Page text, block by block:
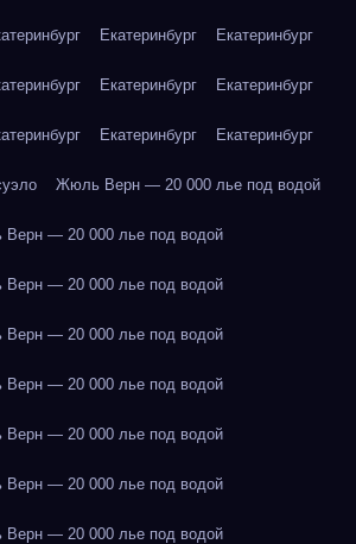
Екатеринбург Екатеринбург
Екатеринбург Екатеринбург
Екатеринбург Екатеринбург
Жюль Верн — 20 000 лье под водой
— 20 000 лье под водой
— 20 000 лье под водой
— 20 000 лье под водой
— 20 000 лье под водой
— 20 000 лье под водой
— 20 000 лье под водой
— 20 000 лье под водой